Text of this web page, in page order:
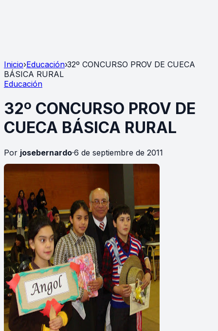
Inicio›Educación›32º CONCURSO PROV DE CUECA
BÁSICA RURAL
Educación
32º CONCURSO PROV DE
CUECA BÁSICA RURAL
Por josebernardo·6 de septiembre de 2011